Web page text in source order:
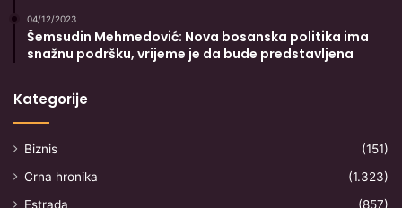
04/12/2023
Šemsudin Mehmedović: Nova bosanska politika ima
snažnu podršku, vrijeme je da bude predstavljena
Kategorije
Biznis
(151)
Crna hronika
(1.323)
Estrada
(857)